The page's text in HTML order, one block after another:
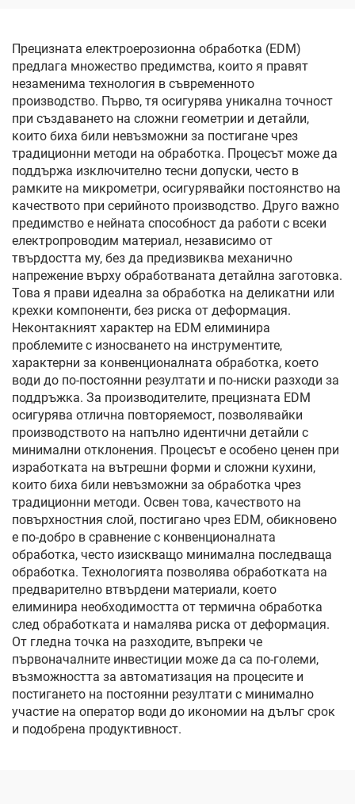
Прецизната електроерозионна обработка (EDM)
предлага множество предимства, които я правят
незаменима технология в съвременното
производство. Първо, тя осигурява уникална точност
при създаването на сложни геометрии и детайли,
които биха били невъзможни за постигане чрез
традиционни методи на обработка. Процесът може да
поддържа изключително тесни допуски, често в
рамките на микрометри, осигурявайки постоянство на
качеството при серийното производство. Друго важно
предимство е нейната способност да работи с всеки
електропроводим материал, независимо от
твърдостта му, без да предизвиква механично
напрежение върху обработваната детайлна заготовка.
Това я прави идеална за обработка на деликатни или
крехки компоненти, без риска от деформация.
Неконтакният характер на EDM елиминира
проблемите с износването на инструментите,
характерни за конвенционалната обработка, което
води до по-постоянни резултати и по-ниски разходи за
поддръжка. За производителите, прецизната EDM
осигурява отлична повторяемост, позволявайки
производството на напълно идентични детайли с
минимални отклонения. Процесът е особено ценен при
изработката на вътрешни форми и сложни кухини,
които биха били невъзможни за обработка чрез
традиционни методи. Освен това, качеството на
повърхностния слой, постигано чрез EDM, обикновено
е по-добро в сравнение с конвенционалната
обработка, често изискващо минимална последваща
обработка. Технологията позволява обработката на
предварително втвърдени материали, което
елиминира необходимостта от термична обработка
след обработката и намалява риска от деформация.
От гледна точка на разходите, въпреки че
първоначалните инвестиции може да са по-големи,
възможността за автоматизация на процесите и
постигането на постоянни резултати с минимално
участие на оператор води до икономии на дълъг срок
и подобрена продуктивност.